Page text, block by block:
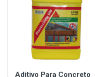
Aditivo Para Concreto